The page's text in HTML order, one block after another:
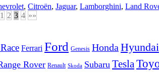
, Citroën, Jaguar, Lamborghini, Land
1 2 3 4 »»
Ferrari Ford Genesis Honda Hyundai
Rover Renault Skoda Subaru Tesla